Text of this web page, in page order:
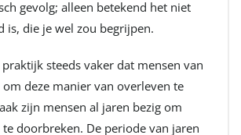
gevolg; alleen betekend het niet
is, die je wel zou begrijpen.
steeds vaker dat mensen van
deze manier van overleven te
zijn mensen al jaren bezig om
doorbreken. De periode van jaren